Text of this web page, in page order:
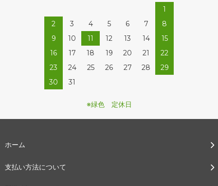
1
2
3 4 5 6 7
8
9
10 11 12 13 14
15
16
17 18 19 20 21
22
23
24 25 26 27 28
29
30
31
※緑色 定休日
ホーム
支払い方法について